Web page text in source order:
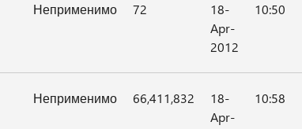
Неприменимо 72
18-
Apr-
2012
10:50
Неприменимо 66,411,832
18-
Apr-
10:58